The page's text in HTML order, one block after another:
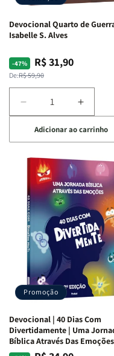
Devocional Quarto de
Isabelle S. Alves
-47%
Preço
normal
De:R$ 59,90
Preço
promocional
R$ 31,90
Diminuir
a
quantidade
de
Devocional
Quarto
de
Guerra
Isabelle
S.
Alves
a
de
Quarto
de
Guerra
|
S.
Alves
Adicionar ao carrinho
Promoção
Devocional | 40 Dias Com
Divertidamente | Uma
Bíblica Através Das Emoções